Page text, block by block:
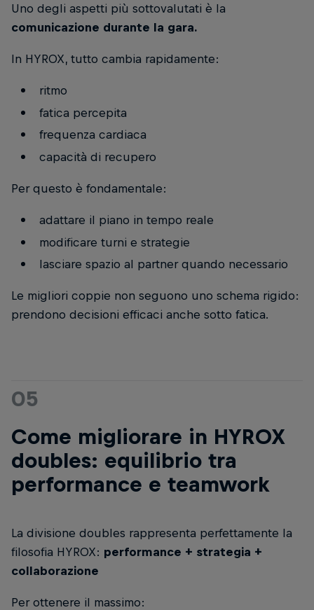
Uno degli aspetti più sottovalutati è la
comunicazione durante la gara.
In HYROX, tutto cambia rapidamente:
ritmo
fatica percepita
frequenza cardiaca
capacità di recupero
Per questo è fondamentale:
adattare il piano in tempo reale
modificare turni e strategie
lasciare spazio al partner quando necessario
Le migliori coppie non seguono uno schema rigido:
prendono decisioni efficaci anche sotto fatica.
05
Come migliorare in HYROX
doubles: equilibrio tra
performance e teamwork
La divisione doubles rappresenta perfettamente la
filosofia HYROX: performance + strategia +
collaborazione
Per ottenere il massimo: